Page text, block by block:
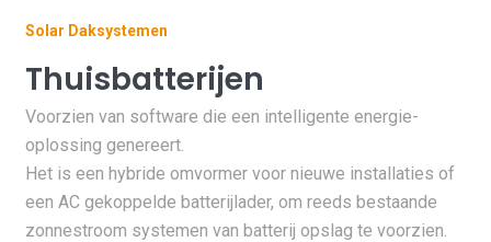
Solar Daksystemen
Thuisbatterijen
Voorzien van software die een intelligente energie-
oplossing genereert.
Het is een hybride omvormer voor nieuwe installaties of
een AC gekoppelde batterijlader, om reeds bestaande
zonnestroom systemen van batterij opslag te voorzien.